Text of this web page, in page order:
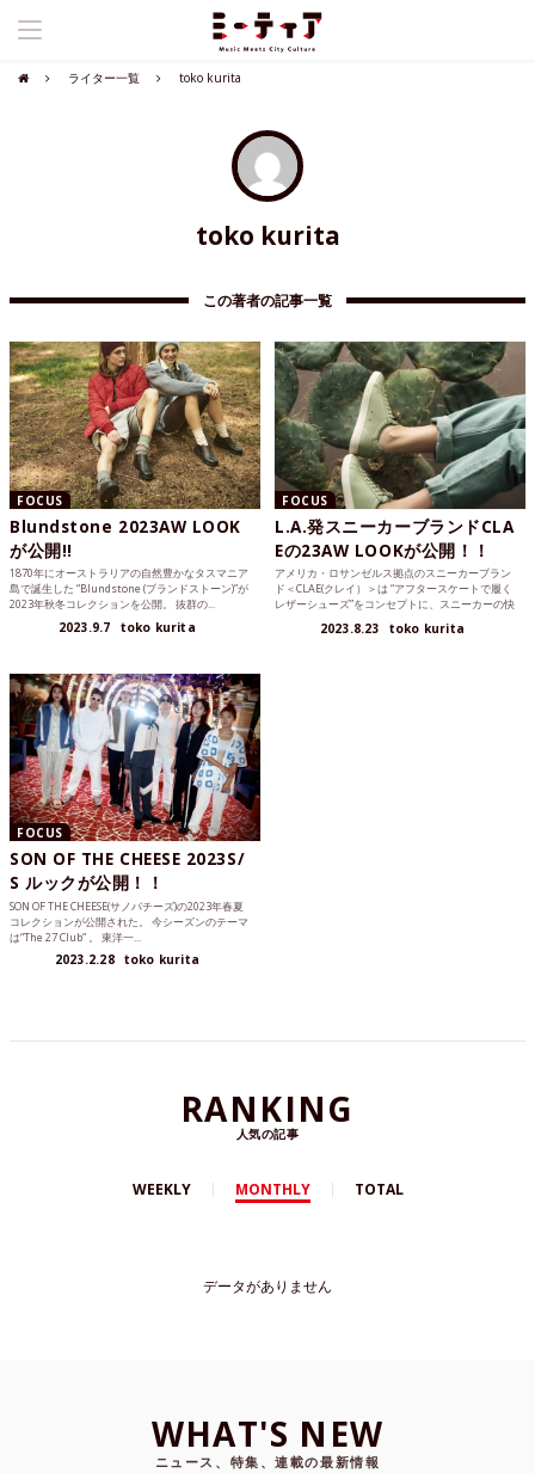
ライター一覧 toko kurita
toko kurita
この著者の記事一覧
FOCUS
Blundstone 2023AW LOOK
が公開!!
1870年にオーストラリアの自然豊かなタスマニア
島で誕生した “Blundstone (ブランドストーン)”が
2023年秋冬コレクションを公開。 抜群の...
2023.9.7 toko kurita
FOCUS
L.A.発スニーカーブランドCLA
Eの23AW LOOKが公開！！
アメリカ・ロサンゼルス拠点のスニーカーブラン
ド＜CLAE(クレイ）＞は “アフタースケートで履く
レザーシューズ”をコンセプトに、スニーカーの快
2023.8.23 toko kurita
FOCUS
SON OF THE CHEESE 2023S/
S ルックが公開！！
SON OF THE CHEESE(サノバチーズ)の2023年春夏
コレクションが公開された。 今シーズンのテーマ
は“The 27 Club” 。 東洋一...
2023.2.28 toko kurita
RANKING
人気の記事
WEEKLY MONTHLY TOTAL
データがありません
WHAT'S NEW
ニュース、特集、連載の最新情報